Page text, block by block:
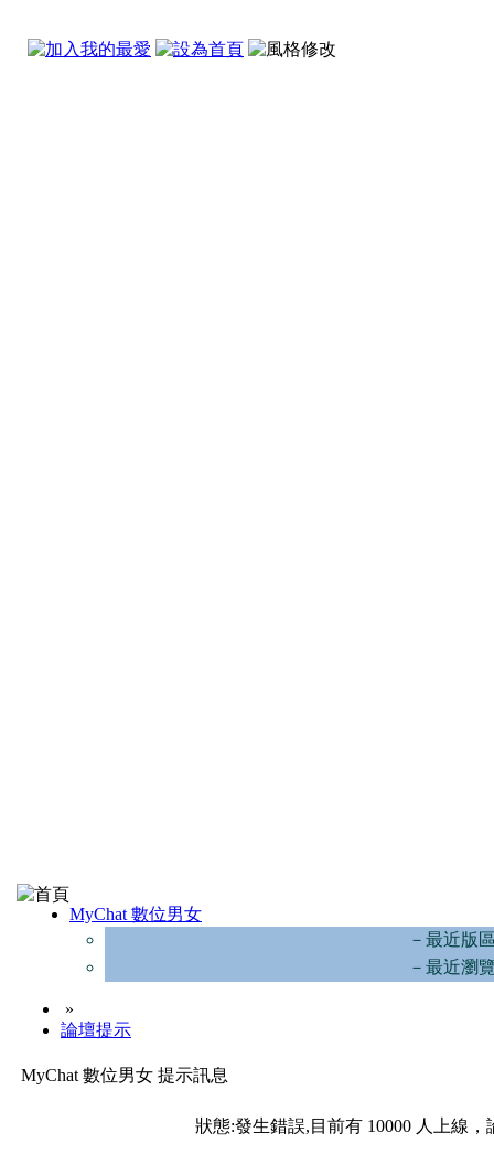
MyChat 數位男女
－最近版
－最近瀏
»
論壇提示
MyChat 數位男女 提示訊息
狀態:發生錯誤,目前有 10000 人上線